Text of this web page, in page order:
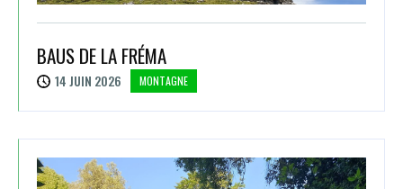
BAUS DE LA FRÉMA
14 JUIN 2026 MONTAGNE